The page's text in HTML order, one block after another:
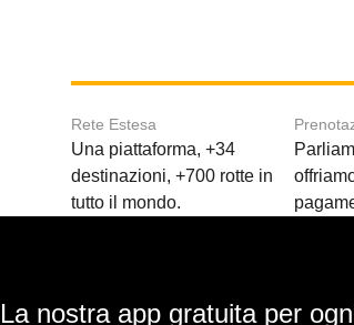
Rete Estesa
Una piattaforma, +34
destinazioni, +700 rotte in
tutto il mondo.
La nostra app gratuita per